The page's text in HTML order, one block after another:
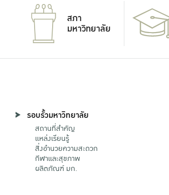
สภา
มหาวิทยาลัย
รอบรั้วมหาวิทยาลัย
สถานที่สำคัญ
แหล่งเรียนรู้
สิ่งอำนวยความสะดวก
กีฬาและสุขภาพ
ผลิตภัณฑ์ มก.